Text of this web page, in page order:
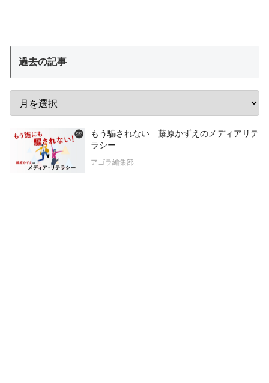
過去の記事
もう騙されない 藤原かずえのメディアリテ
ラシー
アゴラ編集部